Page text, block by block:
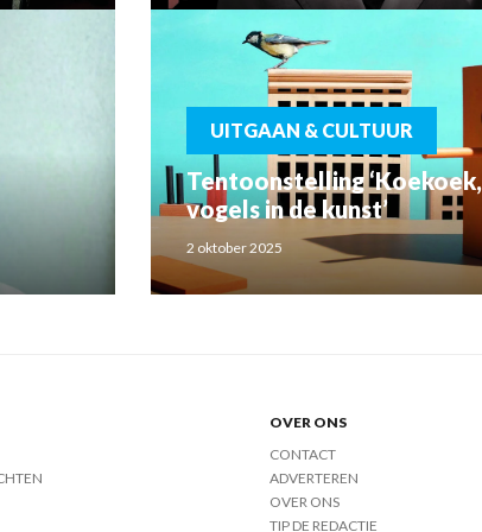
UITGAAN & CULTUUR
Tentoonstelling ‘Koekoek,
vogels in de kunst’
2 oktober 2025
OVER ONS
CONTACT
ADVERTEREN
OVER ONS
TIP DE REDACTIE